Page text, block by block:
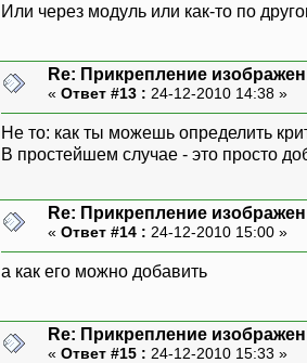
Или через модуль или как-то по
Re: Прикрепление
« Ответ #13 : 24-12-2010 14:38 »
Не то: как ты можешь определить
В простейшем случае - это просто
Re: Прикрепление
« Ответ #14 : 24-12-2010 15:00 »
а как его можно добавить
Re: Прикрепление
« Ответ #15 : 24-12-2010 15:33 »